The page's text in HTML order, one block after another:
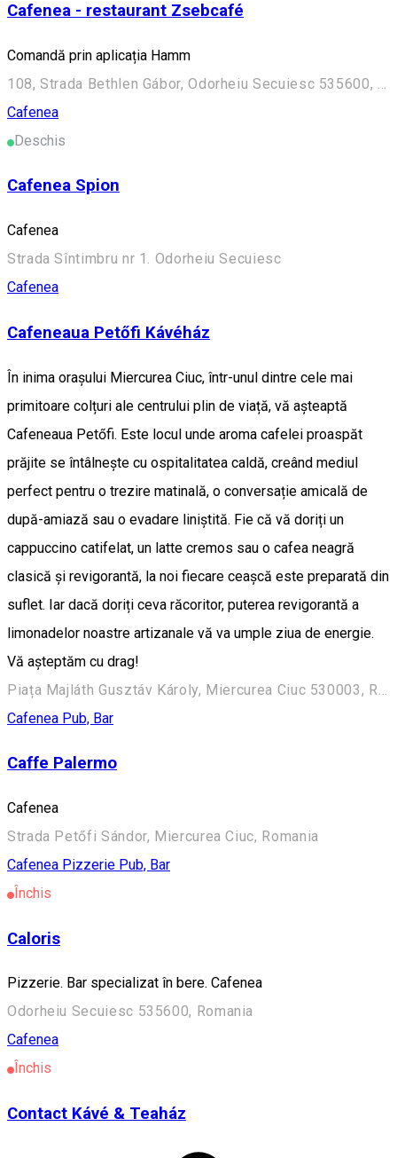
Cafenea - restaurant Zsebcafé
Comandă prin aplicația Hamm
Cafenea
Deschis
Cafenea Spion
Cafenea
Strada Sîntimbru nr 1. Odorheiu Secuiesc
Cafenea
Cafeneaua Petőfi Kávéház
În inima orașului Miercurea Ciuc, într-unul dintre cele mai
primitoare colțuri ale centrului plin de viață, vă așteaptă
Cafeneaua Petőfi. Este locul unde aroma cafelei proaspăt
prăjite se întâlnește cu ospitalitatea caldă, creând mediul
perfect pentru o trezire matinală, o conversație amicală de
după-amiază sau o evadare liniștită. Fie că vă doriți un
cappuccino catifelat, un latte cremos sau o cafea neagră
clasică și revigorantă, la noi fiecare ceașcă este preparată din
suflet. Iar dacă doriți ceva răcoritor, puterea revigorantă a
limonadelor noastre artizanale vă va umple ziua de energie.
Vă așteptăm cu drag!
Cafenea Pub, Bar
Caffe Palermo
Cafenea
Strada Petőfi Sándor, Miercurea Ciuc, Romania
Cafenea Pizzerie Pub, Bar
Închis
Caloris
Pizzerie. Bar specializat în bere. Cafenea
Odorheiu Secuiesc 535600, Romania
Cafenea
Închis
Contact Kávé & Teaház